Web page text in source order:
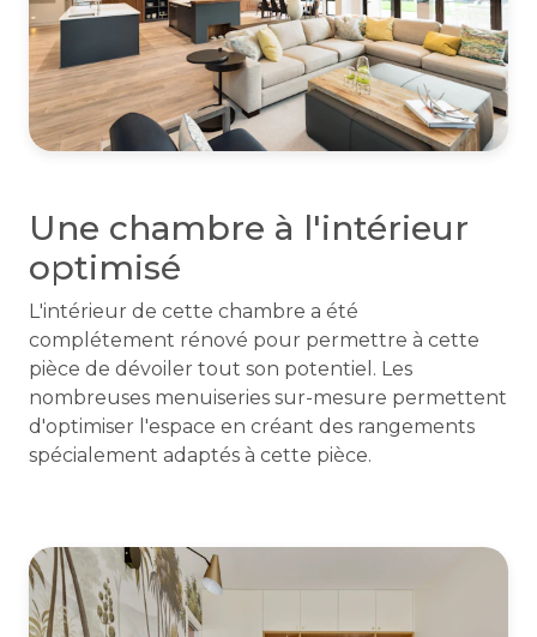
Une chambre à l'intérieur
optimisé
L'intérieur de cette chambre a été
complétement rénové pour permettre à cette
pièce de dévoiler tout son potentiel. Les
nombreuses menuiseries sur-mesure permettent
d'optimiser l'espace en créant des rangements
spécialement adaptés à cette pièce.